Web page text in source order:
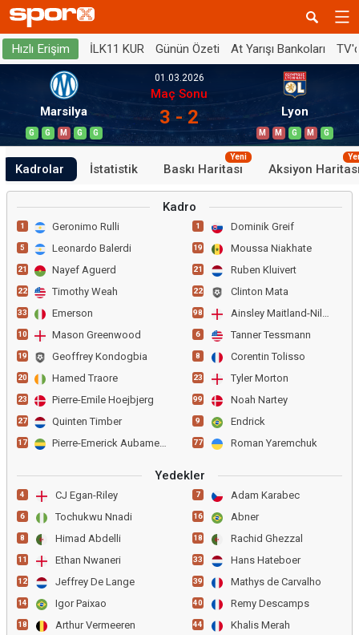
Hızlı Erişim İLK11 KUR Günün Özeti At Yarışı Bankoları
Marsilya
G G M G G
01.03.2026
Maç Sonu
3 - 2 Lyon
M M G M G
Kadrolar İstatistik Baskı Haritası
Yeni
Aksiyon
Kadro
1 Geronimo Rulli
5 Leonardo Balerdi
21 Nayef Aguerd
22 Timothy Weah
33 Emerson
10 Mason Greenwood
19 Geoffrey Kondogbia
20 Hamed Traore
23 Pierre-Emile Hoejbjerg
27 Quinten Timber
17 Pierre-Emerick Aubameyang
1 Dominik Greif
19 Moussa Niakhate
21 Ruben Kluivert
22 Clinton Mata
98 Ainsley Maitland-Niles
6 Tanner Tessmann
8 Corentin Tolisso
23 Tyler Morton
99 Noah Nartey
9 Endrick
77 Roman Yaremchuk
Yedekler
4 CJ Egan-Riley
6 Tochukwu Nnadi
8 Himad Abdelli
11 Ethan Nwaneri
12 Jeffrey De Lange
14 Igor Paixao
18 Arthur Vermeeren
7 Adam Karabec
16 Abner
18 Rachid Ghezzal
33 Hans Hateboer
39 Mathys de Carvalho
40 Remy Descamps
44 Khalis Merah